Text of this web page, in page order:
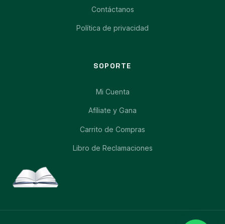
Contáctanos
Política de privacidad
SOPORTE
Mi Cuenta
Afíliate y Gana
Carrito de Compras
Libro de Reclamaciones